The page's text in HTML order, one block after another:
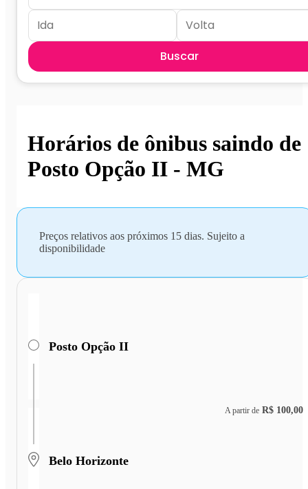
Buscar
Horários de ônibus saindo de
Posto Opção II - MG
Preços relativos aos próximos 15 dias. Sujeito a
disponibilidade
Posto Opção II
Belo Horizonte
A partir de R$ 100,00